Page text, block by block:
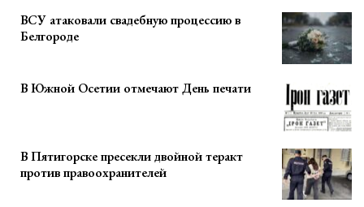
ВСУ атаковали свадебную процессию в
Белгороде
В Южной Осетии отмечают День печати
В Пятигорске пресекли двойной теракт
против правоохранителей